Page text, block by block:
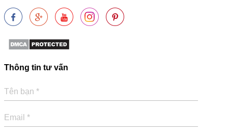
Thông tin tư vấn